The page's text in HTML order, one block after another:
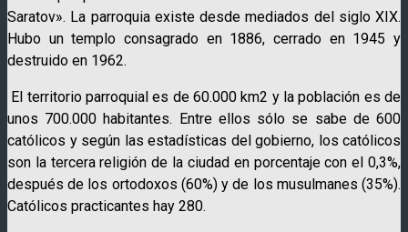
Saratov». La parroquia existe desde mediados del siglo XIX.
Hubo un templo consagrado en 1886, cerrado en 1945 y
destruido en 1962.
El territorio parroquial es de 60.000 km2 y la población es de
unos 700.000 habitantes. Entre ellos sólo se sabe de 600
católicos y según las estadísticas del gobierno, los católicos
son la tercera religión de la ciudad en porcentaje con el 0,3%,
después de los ortodoxos (60%) y de los musulmanes (35%).
Católicos practicantes hay 280.